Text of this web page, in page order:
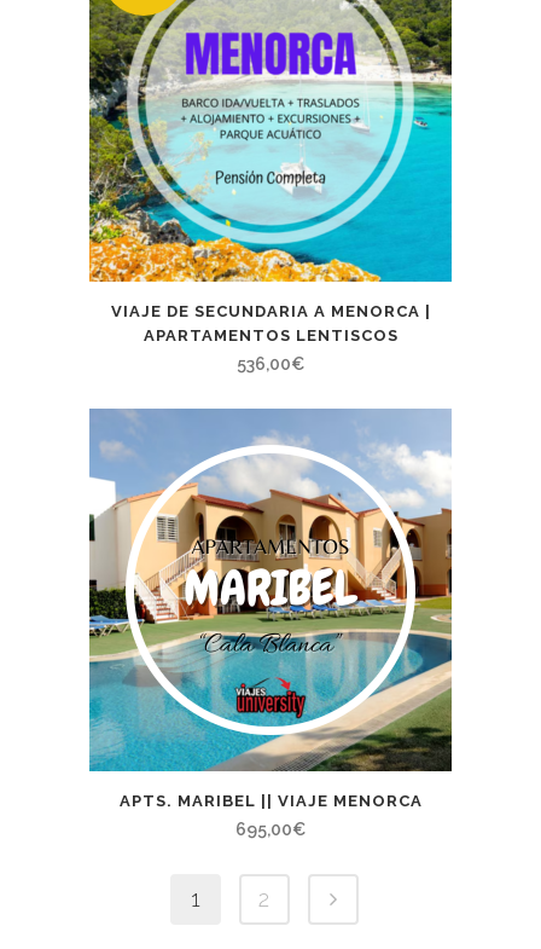
VIAJE DE SECUNDARIA A MENORCA |
APARTAMENTOS LENTISCOS
536,00€
APTS. MARIBEL || VIAJE MENORCA
695,00€
1 2